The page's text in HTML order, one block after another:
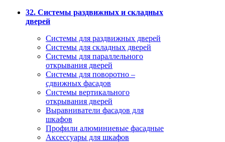
32. Системы раздвижных и складных
дверей
Системы для раздвижных дверей
Системы для складных дверей
Системы для параллельного
открывания дверей
Системы для поворотно –
сдвижных фасадов
Системы вертикального
открывания дверей
Выравниватели фасадов для
шкафов
Профили алюминиевые фасадные
Аксессуары для шкафов